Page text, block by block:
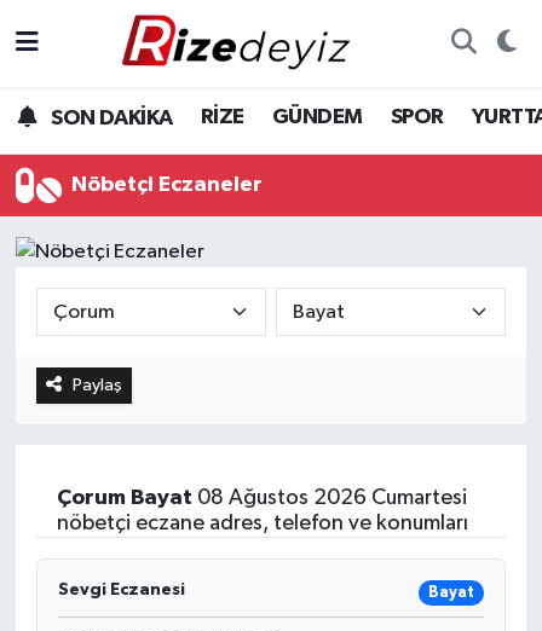
SON DAKİKA RİZE GÜNDEM SPOR
Nöbetçi Eczaneler
Paylaş
Çorum Bayat 08 Ağustos 2026 Cumartesi
nöbetçi eczane adres, telefon ve konumları
Sevgi Eczanesi Bayat
Gündem
Yurttan Haberler
Teknoloji
Sağlık
Rize Hava Durumu
Rize Trafik Yoğunluk Haritası
Tüm Manşetler
Son Dakika Haberleri